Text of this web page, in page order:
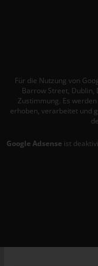
Für die Nutzung von
Barrow Street, Dublin,
Zustimmung. Es
erhoben, verarbeitet und
Google Adsense ist
i) Empfänger
Empfänger ist eine
Einrichtung oder
einen Dritten handelt